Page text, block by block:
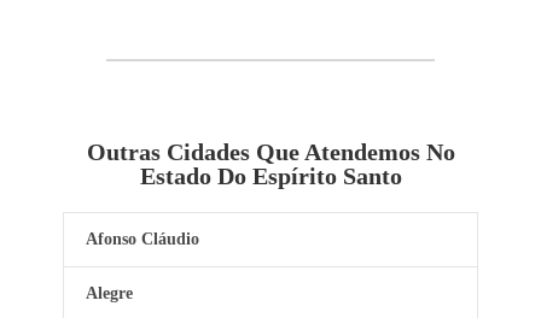
Outras Cidades Que Atendemos No
Estado Do Espírito Santo
Afonso Cláudio
Alegre